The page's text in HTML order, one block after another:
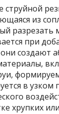
струйной
из
разрезать
при
создают
в
хрупких